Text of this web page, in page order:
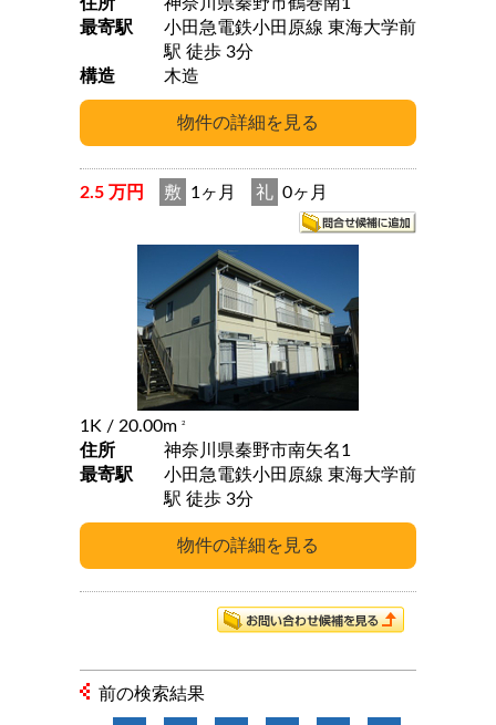
最寄駅
小田急電鉄小田原線 東海大学前
駅 徒歩 3分
構造
木造
2.5 万円 敷 1ヶ月 礼 0ヶ月
1K / 20.00m 2
住所
神奈川県秦野市南矢名1
最寄駅
小田急電鉄小田原線 東海大学前
駅 徒歩 3分
前の検索結果